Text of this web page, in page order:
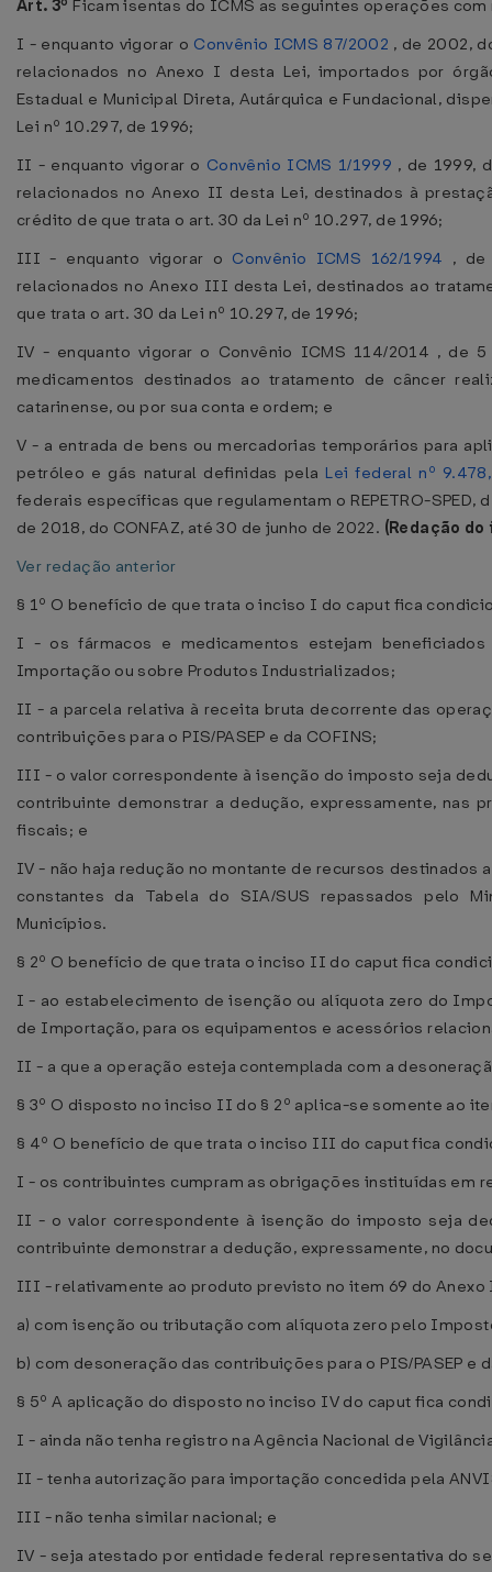
Art. 3º Ficam isentas do ICMS as seguintes operações
I - enquanto vigorar o Convênio ICMS 87/2002 , de 2002,
relacionados no Anexo I desta Lei, importados por
Estadual e Municipal Direta, Autárquica e Fundacional,
Lei nº 10.297, de 1996;
II - enquanto vigorar o Convênio ICMS 1/1999 , de 1999,
relacionados no Anexo II desta Lei, destinados à
crédito de que trata o art. 30 da Lei nº 10.297, de 1996;
III - enquanto vigorar o Convênio ICMS 162/1994 , de
relacionados no Anexo III desta Lei, destinados ao
que trata o art. 30 da Lei nº 10.297, de 1996;
IV - enquanto vigorar o Convênio ICMS 114/2014 , de
medicamentos destinados ao tratamento de câncer
catarinense, ou por sua conta e ordem; e
V - a entrada de bens ou mercadorias temporários para
petróleo e gás natural definidas pela Lei federal nº
federais específicas que regulamentam o REPETRO-
de 2018, do CONFAZ, até 30 de junho de 2022. (Redação
Ver redação anterior
§ 1º O benefício de que trata o inciso I do caput fica
I - os fármacos e medicamentos estejam
Importação ou sobre Produtos Industrializados;
II - a parcela relativa à receita bruta decorrente das
contribuições para o PIS/PASEP e da COFINS;
III - o valor correspondente à isenção do imposto seja
contribuinte demonstrar a dedução, expressamente, nas
fiscais; e
IV - não haja redução no montante de recursos
constantes da Tabela do SIA/SUS repassados pelo
Municípios.
§ 2º O benefício de que trata o inciso II do caput fica
I - ao estabelecimento de isenção ou alíquota zero do
de Importação, para os equipamentos e acessórios
II - a que a operação esteja contemplada com a
§ 3º O disposto no inciso II do § 2º aplica-se somente ao
§ 4º O benefício de que trata o inciso III do caput fica
I - os contribuintes cumpram as obrigações instituídas em
II - o valor correspondente à isenção do imposto seja
contribuinte demonstrar a dedução, expressamente, no
III - relativamente ao produto previsto no item 69 do
a) com isenção ou tributação com alíquota zero pelo
b) com desoneração das contribuições para o PIS/PASEP e
§ 5º A aplicação do disposto no inciso IV do caput fica
I - ainda não tenha registro na Agência Nacional de
II - tenha autorização para importação concedida pela
III - não tenha similar nacional; e
IV - seja atestado por entidade federal representativa do